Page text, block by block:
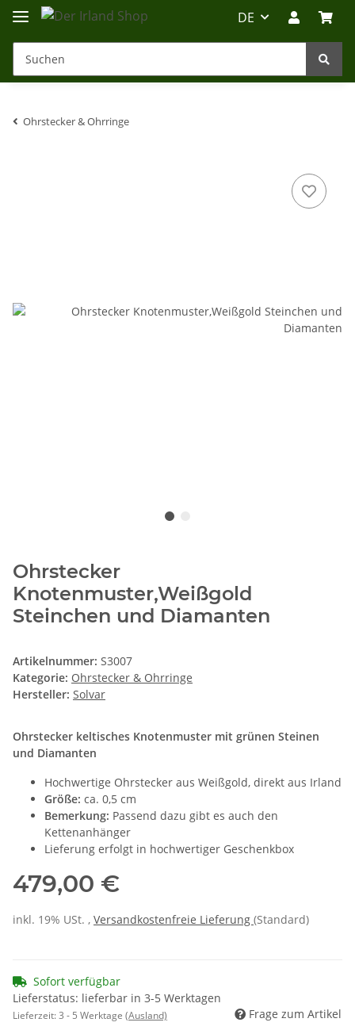
DE
Ohrstecker & Ohrringe
Ohrstecker
Knotenmuster,Weißgold
Steinchen und Diamanten
Artikelnummer: S3007
Kategorie: Ohrstecker & Ohrringe
Hersteller: Solvar
Ohrstecker keltisches Knotenmuster mit grünen Steinen
und Diamanten
Hochwertige Ohrstecker aus Weißgold, direkt aus Irland
Größe: ca. 0,5 cm
Bemerkung: Passend dazu gibt es auch den
Kettenanhänger
Lieferung erfolgt in hochwertiger Geschenkbox
479,00 €
inkl. 19% USt. , Versandkostenfreie Lieferung (Standard)
Sofort verfügbar
Lieferstatus: lieferbar in 3-5 Werktagen
Lieferzeit:3 - 5 Werktage (Ausland) Frage zum Artikel